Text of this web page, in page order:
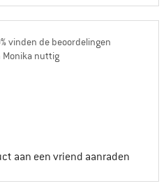
vinden de beoordelingen
Monika nuttig
aan een vriend aanraden